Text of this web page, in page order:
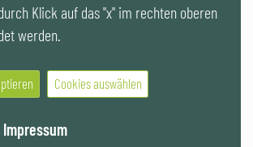
BAU
MediaHouse
Klick auf das "x" im rechten oberen
werden.
Cookies auswählen
Impressum